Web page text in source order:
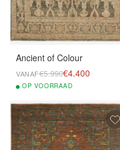
Ancient of Colour
VANAF€5.990€4.400
OP VOORRAAD